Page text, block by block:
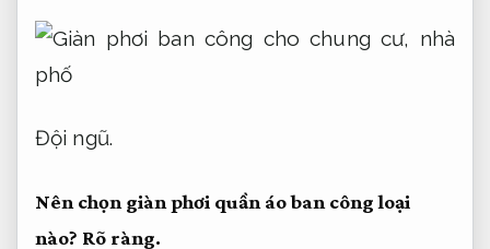
Đội ngũ.
Nên chọn giàn phơi quần áo ban công loại
nào? Rõ ràng.